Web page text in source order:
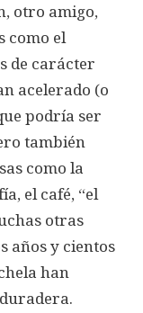
otro amigo,
como el
de carácter
acelerado (o
podría ser
también
como la
el café, “el
otras
años y cientos
han